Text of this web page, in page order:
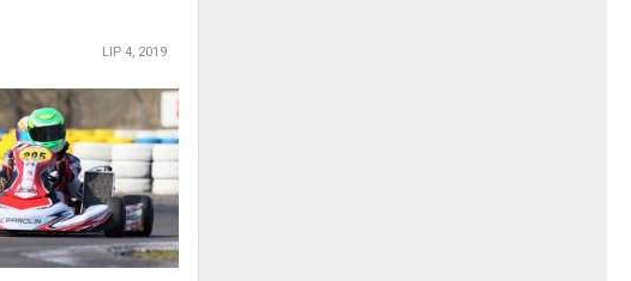
LIP 4, 2019
READ MORE